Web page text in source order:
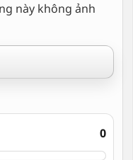
này không ảnh
0